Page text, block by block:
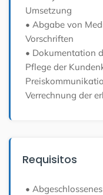
Umsetzung
• Abgabe von
Vorschriften
• Dokumentation
Pflege der
Verrechnung der
Requisitos
•